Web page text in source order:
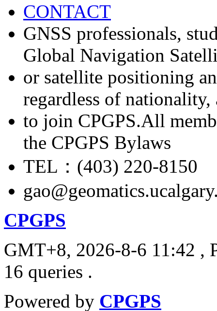
CONTACT
GNSS professionals,
Global Navigation
or satellite positioning
regardless of nationality,
to join CPGPS.All
the CPGPS Bylaws
TEL：(403) 220-8150
CPGPS
GMT+8, 2026-8-6 11:42 ,
16 queries .
Powered by CPGPS